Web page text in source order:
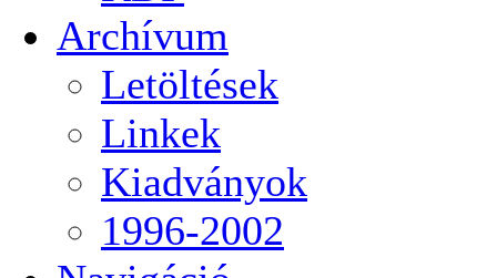
Archívum
Letöltések
Linkek
Kiadványok
1996-2002